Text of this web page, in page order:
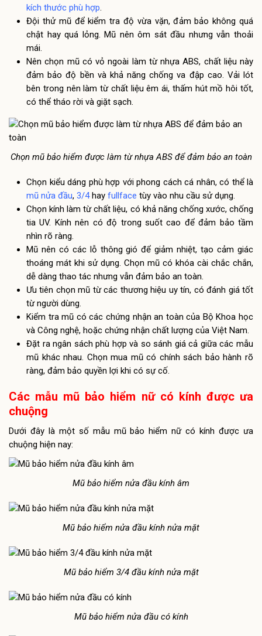
kích thước phù hợp.
Đội thử mũ để kiểm tra độ vừa vặn, đảm bảo không quá
chật hay quá lỏng. Mũ nên ôm sát đầu nhưng vẫn thoải
mái.
Nên chọn mũ có vỏ ngoài làm từ nhựa ABS, chất liệu này
đảm bảo độ bền và khả năng chống va đập cao. Vải lót
bên trong nên làm từ chất liệu êm ái, thấm hút mồ hôi tốt,
có thể tháo rời và giặt sạch.
Chọn mũ bảo hiểm được làm từ nhựa ABS để đảm bảo an toàn
Chọn kiểu dáng phù hợp với phong cách cá nhân, có thể là
mũ nửa đầu, 3/4hay fullface tùy vào nhu cầu sử dụng.
Chọn kính làm từ chất liệu, có khả năng chống xước, chống
tia UV. Kính nên có độ trong suốt cao để đảm bảo tầm
nhìn rõ ràng.
Mũ nên có các lỗ thông gió để giảm nhiệt, tạo cảm giác
thoáng mát khi sử dụng. Chọn mũ có khóa cài chắc chắn,
dễ dàng thao tác nhưng vẫn đảm bảo an toàn.
Ưu tiên chọn mũ từ các thương hiệu uy tín, có đánh giá tốt
từ người dùng.
Kiểm tra mũ có các chứng nhận an toàn của Bộ Khoa học
và Công nghệ, hoặc chứng nhận chất lượng của Việt Nam.
Đặt ra ngân sách phù hợp và so sánh giá cả giữa các mẫu
mũ khác nhau. Chọn mua mũ có chính sách bảo hành rõ
ràng, đảm bảo quyền lợi khi có sự cố.
Các mẫu mũ bảo hiểm nữ có kính được ưa
chuộng
Dưới đây là một số mẫu mũ bảo hiểm nữ có kính được ưa
chuộng hiện nay:
Mũ bảo hiểm nửa đầu kính âm
Mũ bảo hiểm nửa đầu kính nửa mặt
Mũ bảo hiểm 3/4 đầu kính nửa mặt
Mũ bảo hiểm nửa đầu có kính